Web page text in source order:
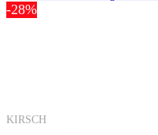
-28%
KIRSCH